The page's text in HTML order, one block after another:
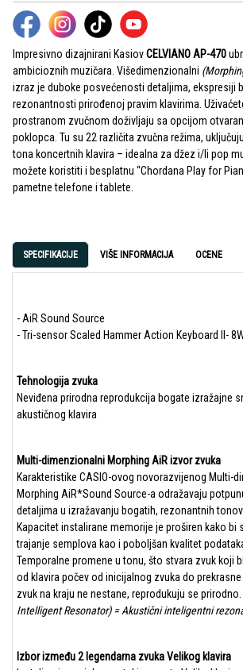
Impresivno dizajnirani KasiovCELVIANO AP-470
ambicioznih muzičara. Višedimenzionalni
izraz je duboke posvećenosti detaljima, ekspresiji
rezonantnosti prirođenoj pravim klavirima.
prostranom zvučnom doživljaju sa opcijom
poklopca. Tu su 22 različita zvučna režima,
tona koncertnih klavira – idealna za džez i/li pop
možete koristiti i besplatnu “Chordana Play for
pametne telefone i tablete.
SPECIFIKACIJE VIŠE INFORMACIJA OCENE
- AiR Sound Source
- Tri-sensor Scaled Hammer Action Keyboard II-
Tehnologija zvuka
Neviđena prirodna reprodukcija bogate izražajne
akustičnog klavira
Multi-dimenzionalni Morphing AiR izvor zvuka
Karakteristike CASIO-ovog novorazvijenog Multi-
Morphing AiR*Sound Source-a odražavaju
detaljima u izražavanju bogatih, rezonantnih
Kapacitet instalirane memorije je proširen kako bi
trajanje semplova kao i poboljšan kvalitet
Temporalne promene u tonu, što stvara zvuk koji
od klavira počev od inicijalnog zvuka do
zvuk na kraju ne nestane, reprodukuju se prirodno.
Intelligent Resonator) = Akustični inteligentni
Izbor između 2 legendarna zvuka Velikog klavira